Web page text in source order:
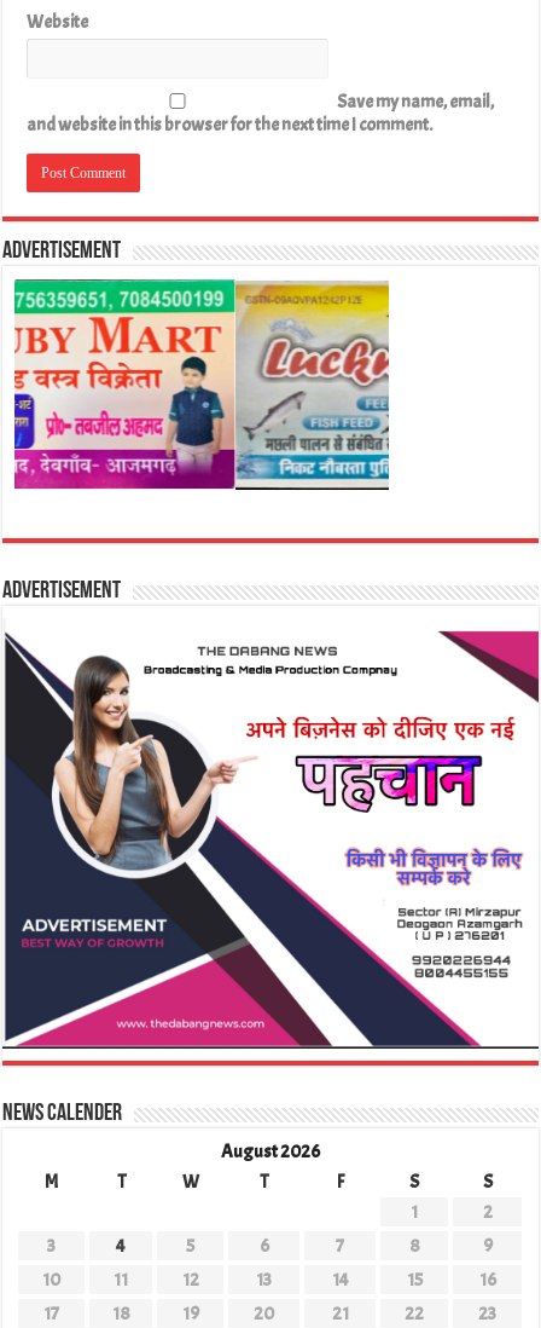
Website
Save my name, email,
and website in this browser for the next time I comment.
Advertisement
Advertisement
News Calender
August 2026
M
T W T F S
S
1
2
3
4 5 6 7 8
9
10
11 12 13 14 15
16
17
18 19 20 21 22
23